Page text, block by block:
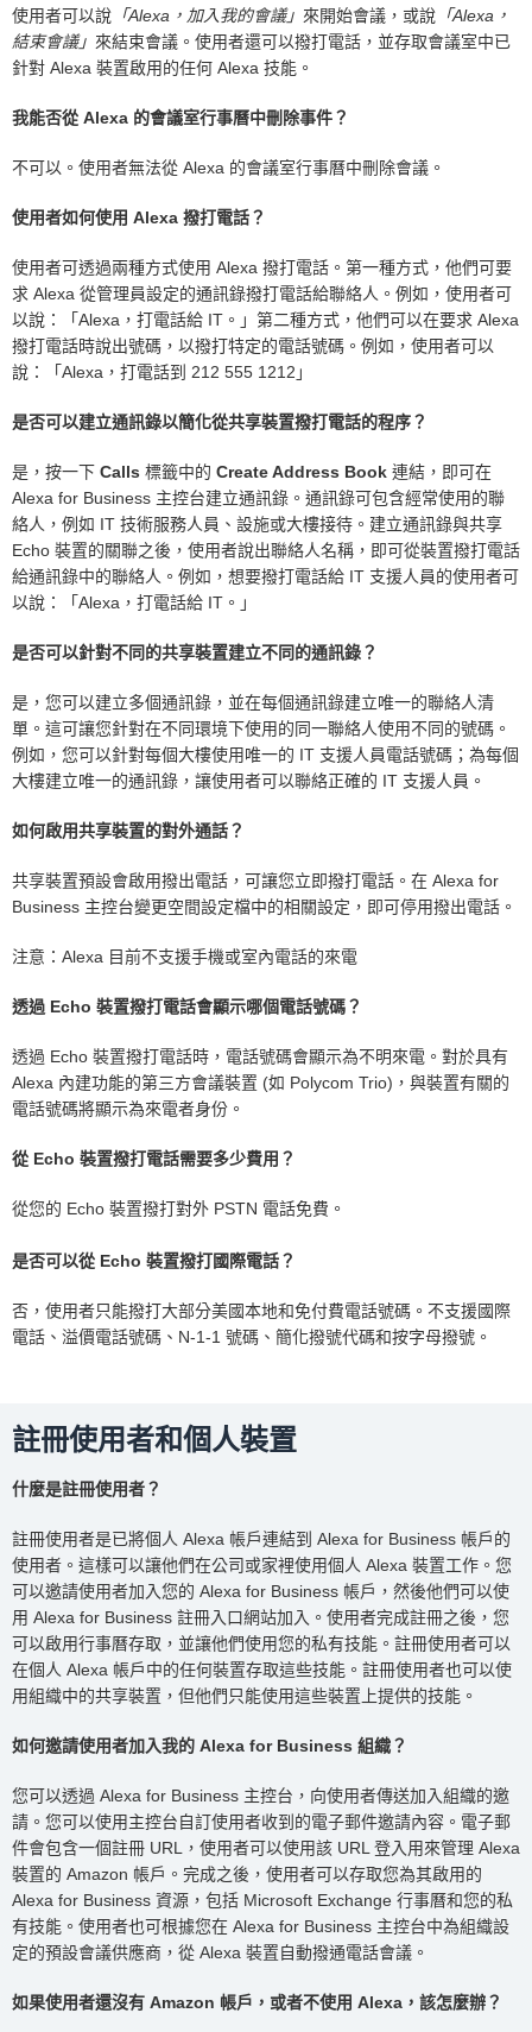
使用者可以說 「Alexa，加入我的會議」 來開始會議，或說 「Alexa，
結束會議」 來結束會議。使用者還可以撥打電話，並存取會議室中已
針對 Alexa 裝置啟用的任何 Alexa 技能。
我能否從 Alexa 的會議室行事曆中刪除事件？
不可以。使用者無法從 Alexa 的會議室行事曆中刪除會議。
使用者如何使用 Alexa 撥打電話？
使用者可透過兩種方式使用 Alexa 撥打電話。第一種方式，他們可要
求 Alexa 從管理員設定的通訊錄撥打電話給聯絡人。例如，使用者可
以說：「Alexa，打電話給 IT。」第二種方式，他們可以在要求 Alexa
撥打電話時說出號碼，以撥打特定的電話號碼。例如，使用者可以
說：「Alexa，打電話到 212 555 1212」
是否可以建立通訊錄以簡化從共享裝置撥打電話的程序？
是，按一下 Calls 標籤中的 Create Address Book 連結，即可在
Alexa for Business 主控台建立通訊錄。通訊錄可包含經常使用的聯
絡人，例如 IT 技術服務人員、設施或大樓接待。建立通訊錄與共享
Echo 裝置的關聯之後，使用者說出聯絡人名稱，即可從裝置撥打電話
給通訊錄中的聯絡人。例如，想要撥打電話給 IT 支援人員的使用者可
以說：「Alexa，打電話給 IT。」
是否可以針對不同的共享裝置建立不同的通訊錄？
是，您可以建立多個通訊錄，並在每個通訊錄建立唯一的聯絡人清
單。這可讓您針對在不同環境下使用的同一聯絡人使用不同的號碼。
例如，您可以針對每個大樓使用唯一的 IT 支援人員電話號碼；為每個
大樓建立唯一的通訊錄，讓使用者可以聯絡正確的 IT 支援人員。
如何啟用共享裝置的對外通話？
共享裝置預設會啟用撥出電話，可讓您立即撥打電話。在 Alexa for
Business 主控台變更空間設定檔中的相關設定，即可停用撥出電話。
注意：Alexa 目前不支援手機或室內電話的來電
透過 Echo 裝置撥打電話會顯示哪個電話號碼？
透過 Echo 裝置撥打電話時，電話號碼會顯示為不明來電。對於具有
Alexa 內建功能的第三方會議裝置 (如 Polycom Trio)，與裝置有關的
電話號碼將顯示為來電者身份。
從 Echo 裝置撥打電話需要多少費用？
從您的 Echo 裝置撥打對外 PSTN 電話免費。
是否可以從 Echo 裝置撥打國際電話？
否，使用者只能撥打大部分美國本地和免付費電話號碼。不支援國際
電話、溢價電話號碼、N-1-1 號碼、簡化撥號代碼和按字母撥號。
註冊使用者和個人裝置
什麼是註冊使用者？
註冊使用者是已將個人 Alexa 帳戶連結到 Alexa for Business 帳戶的
使用者。這樣可以讓他們在公司或家裡使用個人 Alexa 裝置工作。您
可以邀請使用者加入您的 Alexa for Business 帳戶，然後他們可以使
用 Alexa for Business 註冊入口網站加入。使用者完成註冊之後，您
可以啟用行事曆存取，並讓他們使用您的私有技能。註冊使用者可以
在個人 Alexa 帳戶中的任何裝置存取這些技能。註冊使用者也可以使
用組織中的共享裝置，但他們只能使用這些裝置上提供的技能。
如何邀請使用者加入我的 Alexa for Business 組織？
您可以透過 Alexa for Business 主控台，向使用者傳送加入組織的邀
請。您可以使用主控台自訂使用者收到的電子郵件邀請內容。電子郵
件會包含一個註冊 URL，使用者可以使用該 URL 登入用來管理 Alexa
裝置的 Amazon 帳戶。完成之後，使用者可以存取您為其啟用的
Alexa for Business 資源，包括 Microsoft Exchange 行事曆和您的私
有技能。使用者也可根據您在 Alexa for Business 主控台中為組織設
定的預設會議供應商，從 Alexa 裝置自動撥通電話會議。
如果使用者還沒有 Amazon 帳戶，或者不使用 Alexa，該怎麼辦？